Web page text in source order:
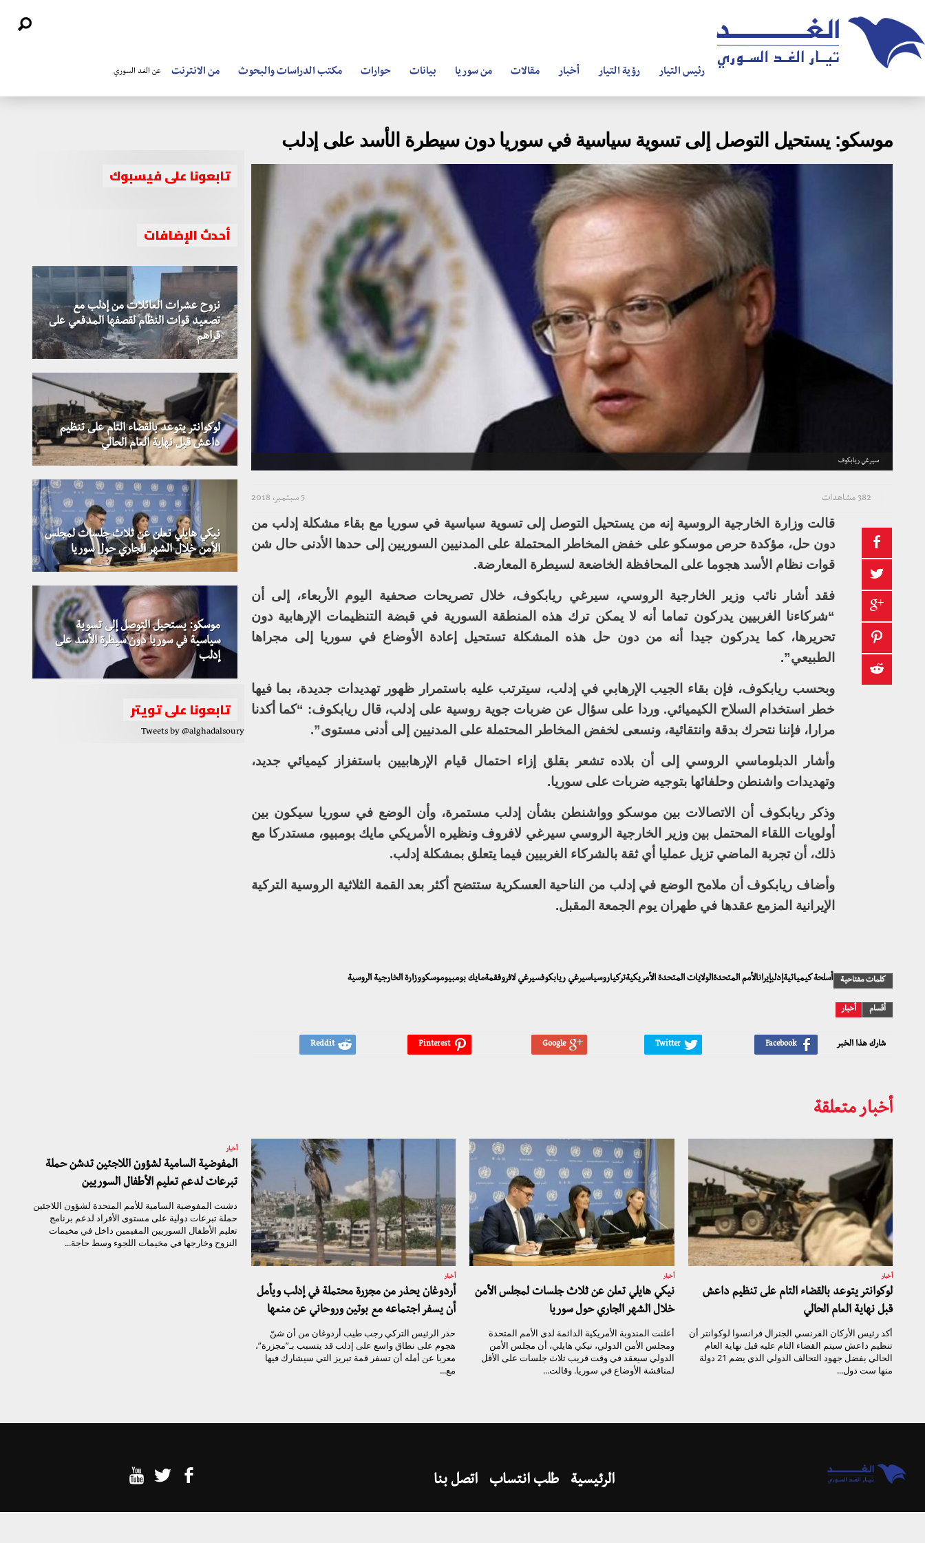
رئيس التيار رؤية التيار أخبار مقالات من سوريا بيانات حوارات مكتب الدراسات والبحوث من الانترنت عن الغد السوري
موسكو: يستحيل التوصل إلى تسوية سياسية في سوريا دون سيطرة الأسد على إدلب
سيرغي ريابكوف
5 سبتمبر، 2018 382 مشاهدات
قالت وزارة الخارجية الروسية إنه من يستحيل التوصل إلى تسوية سياسية في سوريا مع بقاء مشكلة إدلب من
دون حل، مؤكدة حرص موسكو على خفض المخاطر المحتملة على المدنيين السوريين إلى حدها الأدنى حال شن
قوات نظام الأسد هجوما على المحافظة الخاضعة لسيطرة المعارضة.
فقد أشار نائب وزير الخارجية الروسي، سيرغي ريابكوف، خلال تصريحات صحفية اليوم الأربعاء، إلى أن
“شركاءنا الغربيين يدركون تماما أنه لا يمكن ترك هذه المنطقة السورية في قبضة التنظيمات الإرهابية دون
تحريرها، كما يدركون جيدا أنه من دون حل هذه المشكلة تستحيل إعادة الأوضاع في سوريا إلى مجراها
الطبيعي”.
وبحسب ريابكوف، فإن بقاء الجيب الإرهابي في إدلب، سيترتب عليه باستمرار ظهور تهديدات جديدة، بما فيها
خطر استخدام السلاح الكيميائي. وردا على سؤال عن ضربات جوية روسية على إدلب، قال ريابكوف: “كما أكدنا
مرارا، فإننا نتحرك بدقة وانتقائية، ونسعى لخفض المخاطر المحتملة على المدنيين إلى أدنى مستوى”.
وأشار الدبلوماسي الروسي إلى أن بلاده تشعر بقلق إزاء احتمال قيام الإرهابيين باستفزاز كيميائي جديد،
وتهديدات واشنطن وحلفائها بتوجيه ضربات على سوريا.
وذكر ريابكوف أن الاتصالات بين موسكو وواشنطن بشأن إدلب مستمرة، وأن الوضع في سوريا سيكون بين
أولويات اللقاء المحتمل بين وزير الخارجية الروسي سيرغي لافروف ونظيره الأمريكي مايك بومبيو، مستدركا مع
ذلك، أن تجربة الماضي تزيل عمليا أي ثقة بالشركاء الغربيين فيما يتعلق بمشكلة إدلب.
وأضاف ريابكوف أن ملامح الوضع في إدلب من الناحية العسكرية ستتضح أكثر بعد القمة الثلاثية الروسية التركية
الإيرانية المزمع عقدها في طهران يوم الجمعة المقبل.
كلمات مفتاحية أسلحة كيميائيةإدلبإيرانالأمم المتحدةالولايات المتحدة الأمريكيةتركياروسياسيرغي ريابكوفسيرغي لافروفقمةمايك بومبيوموسكووزارة الخارجية الروسية
أقسام أخبار
شارك هذا الخبر
تابعونا على فيسبوك
أحدث الإضافات
نزوح عشرات العائلات من إدلب مع
تصعيد قوات النظام لقصفها المدفعي على
قراهم
لوكوانتر يتوعد بالقضاء التام على تنظيم
داعش قبل نهاية العام الحالي
نيكي هايلي تعلن عن ثلاث جلسات لمجلس
الأمن خلال الشهر الجاري حول سوريا
موسكو: يستحيل التوصل إلى تسوية
سياسية في سوريا دون سيطرة الأسد على
إدلب
تابعونا على تويتر
Tweets by @alghadalsoury
أخبار متعلقة
أخبار
لوكوانتر يتوعد بالقضاء التام على تنظيم داعش
قبل نهاية العام الحالي
أكد رئيس الأركان الفرنسي الجنرال فرانسوا لوكوانتر أن
تنظيم داعش سيتم القضاء التام عليه قبل نهاية العام
الحالي بفضل جهود التحالف الدولي الذي يضم 21 دولة
منها ست دول...
أخبار
نيكي هايلي تعلن عن ثلاث جلسات لمجلس الأمن
خلال الشهر الجاري حول سوريا
أعلنت المندوبة الأمريكية الدائمة لدى الأمم المتحدة
ومجلس الأمن الدولي، نيكي هايلي، أن مجلس الأمن
الدولي سيعقد في وقت قريب ثلاث جلسات على الأقل
لمناقشة الأوضاع في سوريا. وقالت...
أخبار
أردوغان يحذر من مجزرة محتملة في إدلب ويأمل
أن يسفر اجتماعه مع بوتين وروحاني عن منعها
حذر الرئيس التركي رجب طيب أردوغان من أن شنّ
هجوم على نطاق واسع على إدلب قد يتسبب بـ”مجزرة”،
معربا عن أمله أن تسفر قمة تبريز التي سيشارك فيها
مع...
أخبار
المفوضية السامية لشؤون اللاجئين تدشن حملة
تبرعات لدعم تعليم الأطفال السوريين
دشنت المفوضية السامية للأمم المتحدة لشؤون اللاجئين
حملة تبرعات دولية على مستوى الأفراد لدعم برنامج
تعليم الأطفال السوريين المقيمين داخل في مخيمات
النزوح وخارجها في مخيمات اللجوء وسط حاجة...
الرئيسية طلب انتساب اتصل بنا